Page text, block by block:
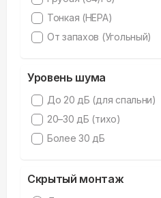
Тонкая (HEPA)
От запахов (Угольный)
Уровень шума
До 20 дБ (для спальни)
20–30 дБ (тихо)
Более 30 дБ
Скрытый монтаж